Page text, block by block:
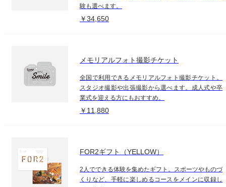
験も選べます。
￥34,650
メモリアルフォト撮影チケット
全国で利用できるメモリアルフォト撮影チケット。
スタジオ撮影や出張撮影から選べます。成人式や卒
業式を迎える方にもおすすめ。
￥11,880
FOR2ギフト（YELLOW）
2人でできる体験を集めたギフト。スポーツやものづ
くりなど、手軽に楽しめるコースをメインに収録し